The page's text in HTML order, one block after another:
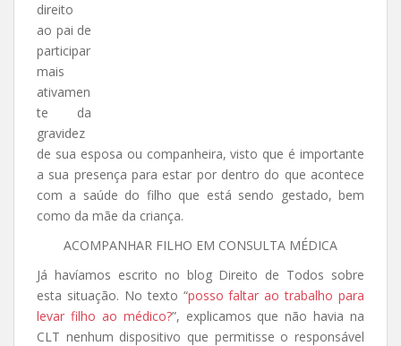
direito
ao pai de
participar
mais
ativamen
te da
gravidez
de sua esposa ou companheira, visto que é importante
a sua presença para estar por dentro do que acontece
com a saúde do filho que está sendo gestado, bem
como da mãe da criança.
ACOMPANHAR FILHO EM CONSULTA MÉDICA
Já havíamos escrito no blog Direito de Todos sobre
esta situação. No texto “posso faltar ao trabalho para
levar filho ao médico?”, explicamos que não havia na
CLT nenhum dispositivo que permitisse o responsável